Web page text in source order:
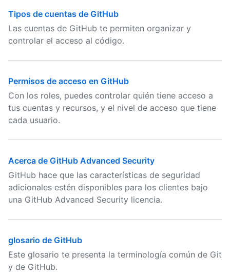
Tipos de cuentas de GitHub
Las cuentas de GitHub te permiten organizar y
controlar el acceso al código.
Permisos de acceso en GitHub
Con los roles, puedes controlar quién tiene acceso a
tus cuentas y recursos, y el nivel de acceso que tiene
cada usuario.
Acerca de GitHub Advanced Security
GitHub hace que las características de seguridad
adicionales estén disponibles para los clientes bajo
una GitHub Advanced Security licencia.
glosario de GitHub
Este glosario te presenta la terminología común de Git
y de GitHub.